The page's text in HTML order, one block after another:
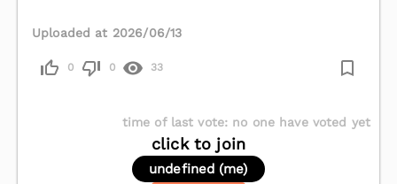
Uploaded at 2026/06/13
0 0 33
time of last vote: no one have voted yet
click to join
undefined (me)